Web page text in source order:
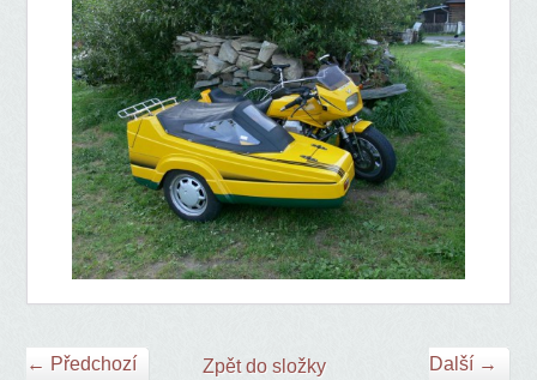
← Předchozí Další →
Zpět do složky